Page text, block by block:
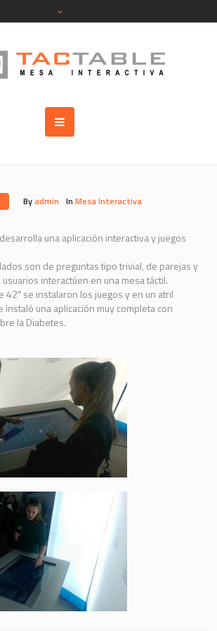
Byadmin In Mesa Interactiva
una aplicación interactiva y juegos
son de preguntas tipo trivial, de parejas y
interactúen en una mesa táctil.
42″ se instalaron los juegos y en un atril
instaló una aplicación muy completa con
la Diabetes.